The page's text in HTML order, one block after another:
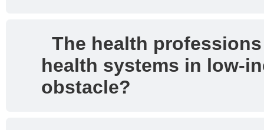
The health
health systems in low-
obstacle?